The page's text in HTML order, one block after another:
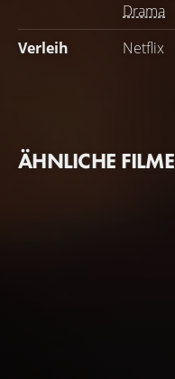
Drama
Verleih
Netflix
ÄHNLICHE FILME